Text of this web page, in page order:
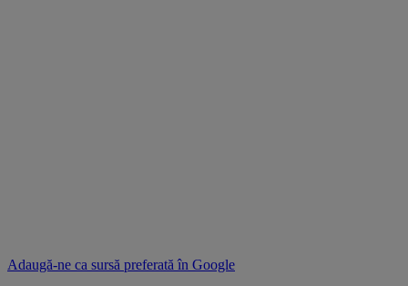
Adaugă-ne ca sursă preferată în Google